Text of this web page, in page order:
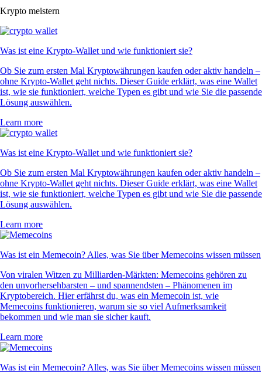
Krypto meistern
Was ist eine Krypto-Wallet und wie funktioniert sie?
Ob Sie zum ersten Mal Kryptowährungen kaufen oder aktiv handeln –
ohne Krypto-Wallet geht nichts. Dieser Guide erklärt, was eine Wallet
ist, wie sie funktioniert, welche Typen es gibt und wie Sie die passende
Lösung auswählen.
Learn more
Was ist eine Krypto-Wallet und wie funktioniert sie?
Ob Sie zum ersten Mal Kryptowährungen kaufen oder aktiv handeln –
ohne Krypto-Wallet geht nichts. Dieser Guide erklärt, was eine Wallet
ist, wie sie funktioniert, welche Typen es gibt und wie Sie die passende
Lösung auswählen.
Learn more
Was ist ein Memecoin? Alles, was Sie über Memecoins wissen müssen
Von viralen Witzen zu Milliarden-Märkten: Memecoins gehören zu
den unvorhersehbarsten – und spannendsten – Phänomenen im
Kryptobereich. Hier erfährst du, was ein Memecoin ist, wie
Memecoins funktionieren, warum sie so viel Aufmerksamkeit
bekommen und wie man sie sicher kauft.
Learn more
Was ist ein Memecoin? Alles, was Sie über Memecoins wissen müssen